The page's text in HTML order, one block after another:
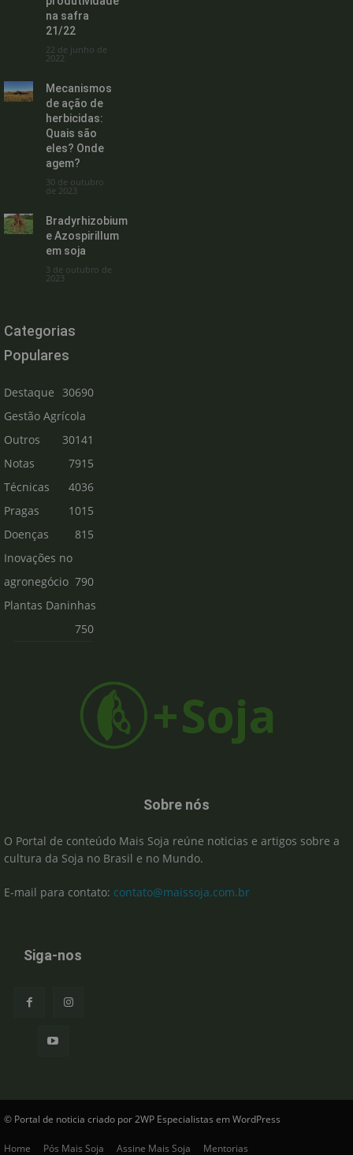
na safra
21/22
22 de junho de
2022
Mecanismos
de ação de
herbicidas:
Quais são
eles? Onde
agem?
30 de outubro
de 2023
Bradyrhizobium
e Azospirillum
em soja
3 de outubro de
2023
Categorias
Populares
Destaque
30690
Gestão Agrícola
30141
Outros
7915
Notas
Técnicas
4036
Pragas
1015
Doenças
815
Inovações no
agronegócio 790
Plantas Daninhas
750
Sobre nós
O Portal de conteúdo Mais Soja reúne noticias e artigos sobre a
cultura da Soja no Brasil e no Mundo.
E-mail para contato: contato@maissoja.com.br
Siga-nos
© Portal de noticia criado por 2WP Especialistas em WordPress
Home Pós Mais Soja Assine Mais Soja Mentorias